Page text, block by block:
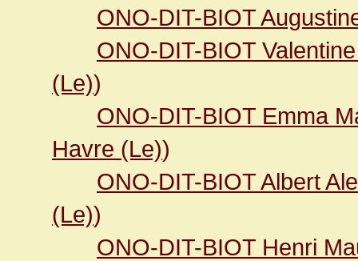
ONO-DIT-BIOT
ONO-DIT-BIOT
(Le))
ONO-DIT-BIOT Emma
Havre (Le))
ONO-DIT-BIOT Albert
(Le))
ONO-DIT-BIOT Henri